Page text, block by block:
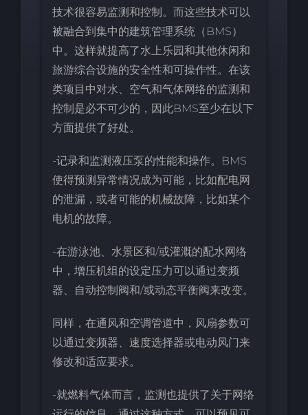
技术很容易监测和控制。而这些技术可以
被融合到集中的建筑管理系统（BMS）
中。这样就提高了水上乐园和其他休闲和
旅游综合设施的安全性和可操作性。在该
类项目中对水、空气和气体网络的监测和
控制是必不可少的，因此BMS至少在以下
方面提供了好处。
-记录和监测液压泵的性能和操作。BMS
使得预测异常情况成为可能，比如配电网
的泄漏，或者可能的机械故障，比如某个
电机的故障。
-在游泳池、水景区和/或灌溉的配水网络
中，增压机组的设定压力可以通过变频
器、自动控制阀和/或动态平衡阀来改变。
同样，在通风和空调管道中，风扇参数可
以通过变频器、速度选择器或电动风门来
修改和适应要求。
-就燃料气体而言，监测也提供了关于网络